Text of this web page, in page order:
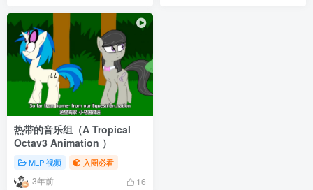
热带的音乐组（A Tropical
Octav3 Animation ）
MLP 视频 入圈必看
3年前 16